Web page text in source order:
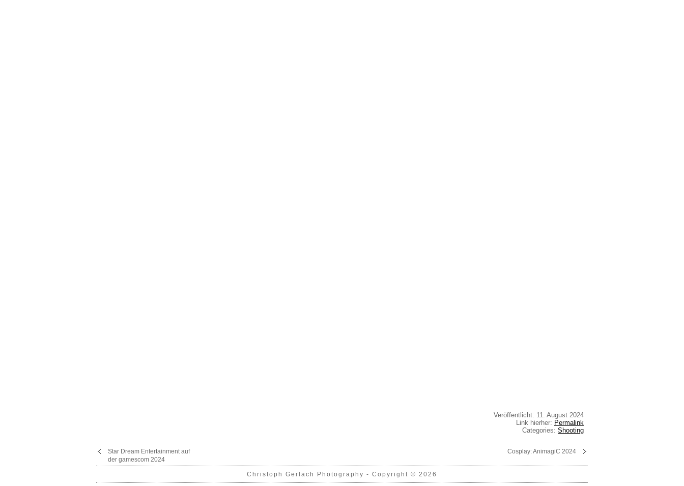
Veröffentlicht: 11. August 2024
Link hierher: Permalink
Categories: Shooting
Cosplay: AnimagiC 2024
Star Dream Entertainment auf
der gamescom 2024
Christoph Gerlach Photography - Copyright © 2026